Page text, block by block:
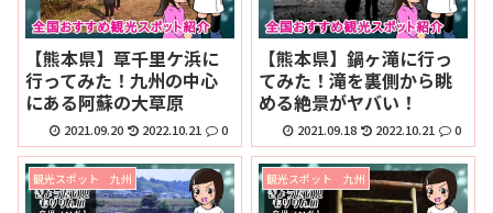
【熊本県】草千里ケ浜に
行ってみた！九州の中心
にある阿蘇の大草原
2021.09.20 2022.10.21 0
【熊本県】鍋ヶ滝に行っ
てみた！滝を裏側から眺
める絶景がヤバい！
2021.09.18 2022.10.21 0
観光スポット 九州 観光スポット 九州